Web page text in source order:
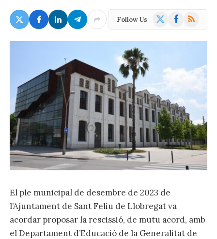
Follow Us Facebook
RSS
El ple municipal de desembre de 2023 de
l’Ajuntament de Sant Feliu de Llobregat va
acordar proposar la rescissió, de mutu acord, amb
el Departament d’Educació de la Generalitat de